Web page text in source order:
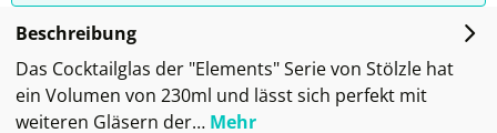
Beschreibung
Das Cocktailglas der "Elements" Serie von Stölzle hat
ein Volumen von 230ml und lässt sich perfekt mit
weiteren Gläsern der… Mehr